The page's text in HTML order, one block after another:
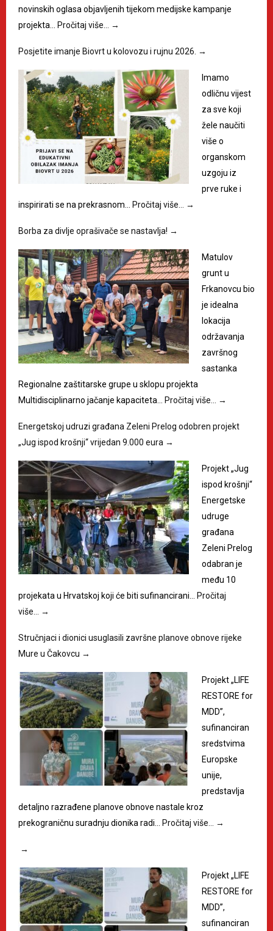
novinskih oglasa objavljenih tijekom medijske kampanje
projekta…
Pročitaj više… →
Posjetite imanje Biovrt u kolovozu i rujnu 2026. →
Imamo
odličnu vijest
za sve koji
žele naučiti
više o
organskom
uzgoju iz
prve ruke i
inspirirati se na prekrasnom…
Pročitaj više… →
Borba za divlje oprašivače se nastavlja! →
Matulov
grunt u
Frkanovcu bio
je idealna
lokacija
održavanja
završnog
sastanka
Regionalne zaštitarske grupe u sklopu projekta
Multidisciplinarno jačanje kapaciteta…
Pročitaj više… →
Energetskoj udruzi građana Zeleni Prelog odobren projekt
„Jug ispod krošnji“ vrijedan 9.000 eura →
Projekt „Jug
ispod krošnji“
Energetske
udruge
građana
Zeleni Prelog
odabran je
među 10
projekata u Hrvatskoj koji će biti sufinancirani…
Pročitaj
više…
→
Stručnjaci i dionici usuglasili završne planove obnove rijeke
Mure u Čakovcu →
Projekt „LIFE
RESTORE for
MDD”,
sufinanciran
sredstvima
Europske
unije,
predstavlja
detaljno razrađene planove obnove nastale kroz
prekograničnu suradnju dionika radi…
Pročitaj više… →
→
Projekt „LIFE
RESTORE for
MDD”,
sufinanciran